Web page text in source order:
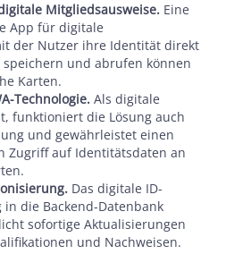
Mitgliedsausweise. Eine
App für digitale
der Nutzer ihre Identität direkt
und abrufen können
Karten.
Technologie. Als digitale
funktioniert die Lösung auch
und gewährleistet einen
Zugriff auf Identitätsdaten an
Das digitale ID-
die Backend-Datenbank
sofortige Aktualisierungen
und Nachweisen.